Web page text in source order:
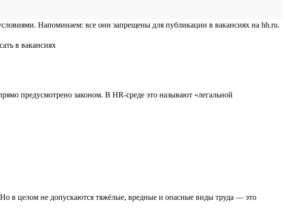
Напоминаем: все они запрещены для публикации в вакансиях на hh.ru.
предусмотрено законом. В HR-среде это называют «легальной
в целом не допускаются тяжёлые, вредные и опасные виды труда — это